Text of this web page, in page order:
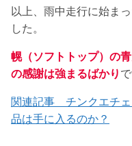
以上、雨中走行に始ま
した。
幌（ソフトトップ）の
の感謝は強まるばかり
関連記事 チンクエチェ
品は手に入るのか？